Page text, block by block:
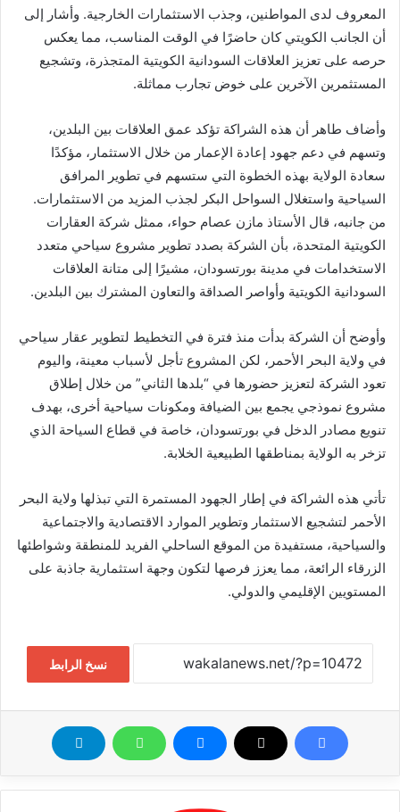
المعروف لدى المواطنين، وجذب الاستثمارات الخارجية. وأشار إلى
أن الجانب الكويتي كان حاضرًا في الوقت المناسب، مما يعكس
حرصه على تعزيز العلاقات السودانية الكويتية المتجذرة، وتشجيع
المستثمرين الآخرين على خوض تجارب مماثلة.
وأضاف طاهر أن هذه الشراكة تؤكد عمق العلاقات بين البلدين،
وتسهم في دعم جهود إعادة الإعمار من خلال الاستثمار، مؤكدًا
سعادة الولاية بهذه الخطوة التي ستسهم في تطوير المرافق
السياحية واستغلال السواحل البكر لجذب المزيد من الاستثمارات.
من جانبه، قال الأستاذ مازن عصام حواء، ممثل شركة العقارات
الكويتية المتحدة، بأن الشركة بصدد تطوير مشروع سياحي متعدد
الاستخدامات في مدينة بورتسودان، مشيرًا إلى متانة العلاقات
السودانية الكويتية وأواصر الصداقة والتعاون المشترك بين البلدين.
وأوضح أن الشركة بدأت منذ فترة في التخطيط لتطوير عقار سياحي
في ولاية البحر الأحمر، لكن المشروع تأجل لأسباب معينة، واليوم
تعود الشركة لتعزيز حضورها في “بلدها الثاني” من خلال إطلاق
مشروع نموذجي يجمع بين الضيافة ومكونات سياحية أخرى، بهدف
تنويع مصادر الدخل في بورتسودان، خاصة في قطاع السياحة الذي
تزخر به الولاية بمناطقها الطبيعية الخلابة.
تأتي هذه الشراكة في إطار الجهود المستمرة التي تبذلها ولاية البحر
الأحمر لتشجيع الاستثمار وتطوير الموارد الاقتصادية والاجتماعية
والسياحية، مستفيدة من الموقع الساحلي الفريد للمنطقة وشواطئها
الزرقاء الرائعة، مما يعزز فرصها لتكون وجهة استثمارية جاذبة على
المستويين الإقليمي والدولي.
نسخ الرابط